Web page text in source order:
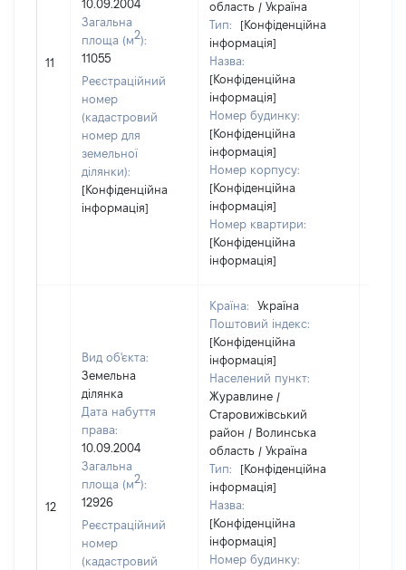
11
10.09.2004
Загальна
площа (м2):
11055
Реєстраційний
номер
(кадастровий
номер для
земельної
ділянки):
[Конфіденційна
інформація]
область / Україна
Тип:
[Конфіденційна
інформація]
Назва:
[Конфіденційна
інформація]
Номер будинку:
[Конфіденційна
інформація]
Номер корпусу:
[Конфіденційна
інформація]
Номер квартири:
[Конфіденційна
інформація]
12
Вид об'єкта:
Земельна
ділянка
Дата набуття
права:
10.09.2004
Загальна
площа (м2):
12926
Реєстраційний
номер
(кадастровий
Країна:
Україна
Поштовий індекс:
[Конфіденційна
інформація]
Населений пункт:
Журавлине /
Старовижівський
район / Волинська
область / Україна
Тип:
[Конфіденційна
інформація]
Назва:
[Конфіденційна
інформація]
Номер будинку: